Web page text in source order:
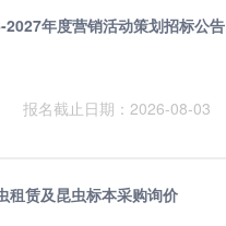
年度营销活动策划招标公告
报名截止日期：2026-08-03
租赁及昆虫标本采购询价